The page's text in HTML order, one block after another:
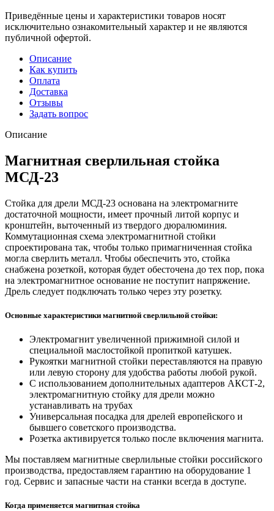
Приведённые цены и характеристики товаров носят
исключительно ознакомительный характер и не являются
публичной офертой.
Описание
Как купить
Оплата
Доставка
Отзывы
Задать вопрос
Описание
Магнитная сверлильная стойка
МСД-23
Стойка для дрели МСД-23 основана на электромагните
достаточной мощности, имеет прочный литой корпус и
кронштейн, выточенный из твердого дюралюминия.
Коммутационная схема электромагнитной стойки
спроектирована так, чтобы только примагниченная стойка
могла сверлить металл. Чтобы обеспечить это, стойка
снабжена розеткой, которая будет обесточена до тех пор, пока
на электромагнитное основание не поступит напряжение.
Дрель следует подключать только через эту розетку.
Основные характеристики магнитной сверлильной стойки:
Электромагнит увеличенной прижимной силой и
специальной маслостойкой пропиткой катушек.
Рукоятки магнитной стойки переставляются на правую
или левую сторону для удобства работы любой рукой.
С использованием дополнительных адаптеров АКСТ-2,
электромагнитную стойку для дрели можно
устанавливать на трубах
Универсальная посадка для дрелей европейского и
бывшего советского производства.
Розетка активируется только после включения магнита.
Мы поставляем магнитные сверлильные стойки российского
производства, предоставляем гарантию на оборудование 1
год. Сервис и запасные части на станки всегда в доступе.
Когда применяется магнитная стойка